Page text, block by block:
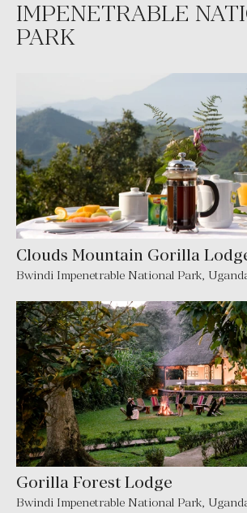
IMPENETRABLE
PARK
Clouds Mountain Gorilla
Bwindi Impenetrable National Park,
Gorilla Forest Lodge
Bwindi Impenetrable National Park,